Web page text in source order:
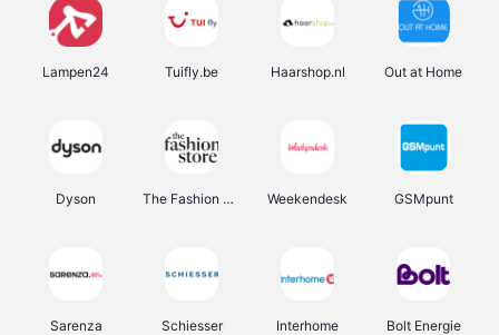
Lampen24 Tuifly.be Haarshop.nl Out at Home
Dyson The Fashion Store Weekendesk GSMpunt
Sarenza Schiesser Interhome Bolt Energie